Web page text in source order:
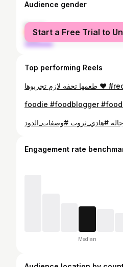
Audience gender
female
male
Start a Free Trial to
Top performing Reels
Engagement rate
Median